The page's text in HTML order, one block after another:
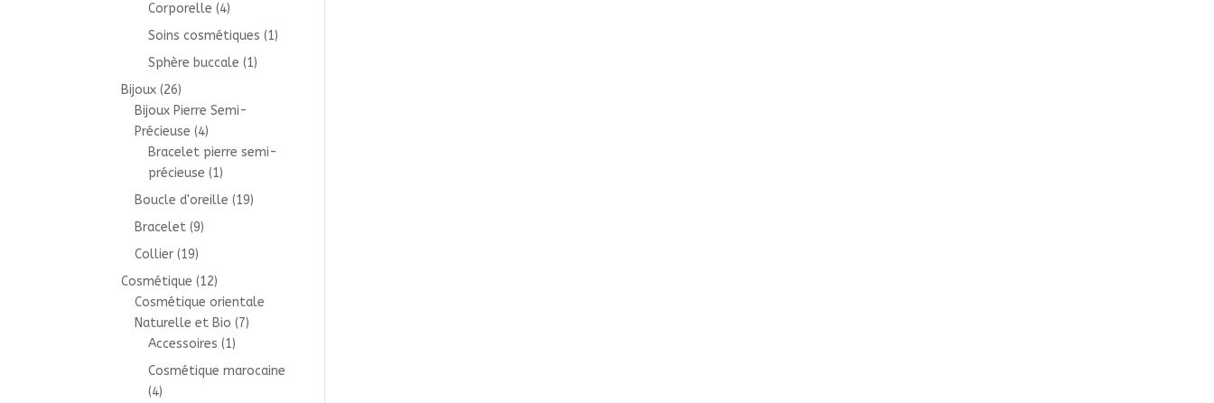
Corporelle (4)
Soins cosmétiques (1)
Sphère buccale (1)
Bijoux (26)
Bijoux Pierre Semi-
Précieuse (4)
Bracelet pierre semi-
précieuse (1)
Boucle d'oreille (19)
Bracelet (9)
Collier (19)
Cosmétique (12)
Cosmétique orientale
Naturelle et Bio (7)
Accessoires (1)
Cosmétique marocaine
(4)